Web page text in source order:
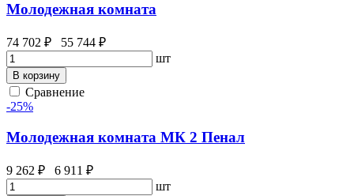
Молодежная комната
74 702 ₽
55 744 ₽
шт
В корзину
Сравнение
-25%
Молодежная комната МК 2 Пенал
9 262 ₽
6 911 ₽
шт